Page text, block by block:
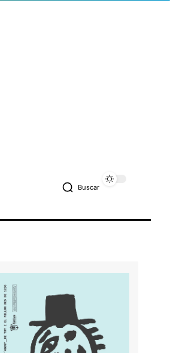
Buscar